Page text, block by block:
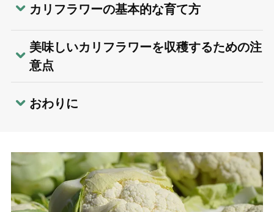
カリフラワーの基本的な育て方
美味しいカリフラワーを収穫するための注
意点
おわりに